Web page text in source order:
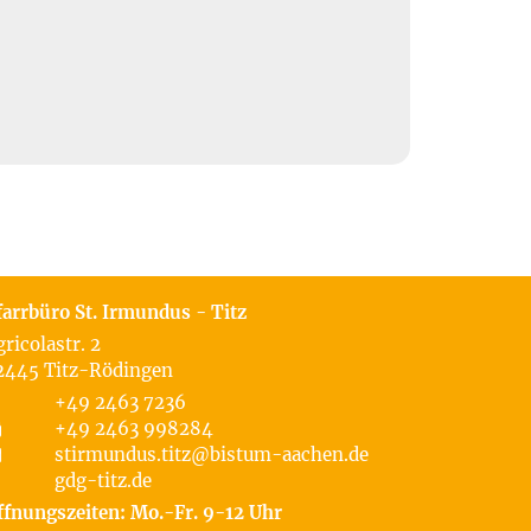
St. Irmundus - Titz
2
Titz-Rödingen
+49 2463 7236
+49 2463 998284
stirmundus.titz@bistum-aachen.de
gdg-titz.de
Mo.-Fr. 9-12 Uhr